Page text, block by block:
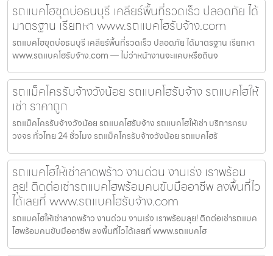
รถแบคโฮขุดบ่อธนบุรี เคลียร์พื้นที่รวดเร็ว ปลอดภัย ได้
มาตรฐาน เรียกหา www.รถแบคโฮรับจ้าง.com
รถแบคโฮขุดบ่อธนบุรี เคลียร์พื้นที่รวดเร็ว ปลอดภัย ได้มาตรฐาน เรียกหา
www.รถแบคโฮรับจ้าง.com — ไม่ว่าหน้างานจะแคบหรือดินจ
รถแม็คโครรับจ้างวังน้อย รถแบคโฮรับจ้าง รถแบคโฮให้
เช่า ราคาถูก
รถแม็คโครรับจ้างวังน้อย รถแบคโฮรับจ้าง รถแบคโฮให้เช่า บริการครบ
วงจร ทั่วไทย 24 ชั่วโมง รถแม็คโครรับจ้างวังน้อย รถแบคโฮรั
รถแบคโฮให้เช่าลาดพร้าว งานด่วน งานเร่ง เราพร้อม
ลุย! ติดต่อเช่ารถแบคโฮพร้อมคนขับมืออาชีพ ลงพื้นที่ไว
ได้เลยที่ www.รถแบคโฮรับจ้าง.com
รถแบคโฮให้เช่าลาดพร้าว งานด่วน งานเร่ง เราพร้อมลุย! ติดต่อเช่ารถแบค
โฮพร้อมคนขับมืออาชีพ ลงพื้นที่ไวได้เลยที่ www.รถแบคโฮ